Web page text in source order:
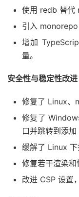
使用 redb 替代
引入 monorepo
增加
量。
安全性与稳定性改进
修复了 Linux、
修复了
口并跳转到添加
缓解了 Linux 下
修复若干渲染和
改进 CSP 设置